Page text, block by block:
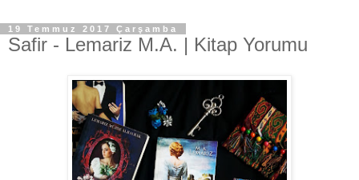
19 Temmuz 2017 Çarşamba
Safir - Lemariz M.A. | Kitap Yorumu